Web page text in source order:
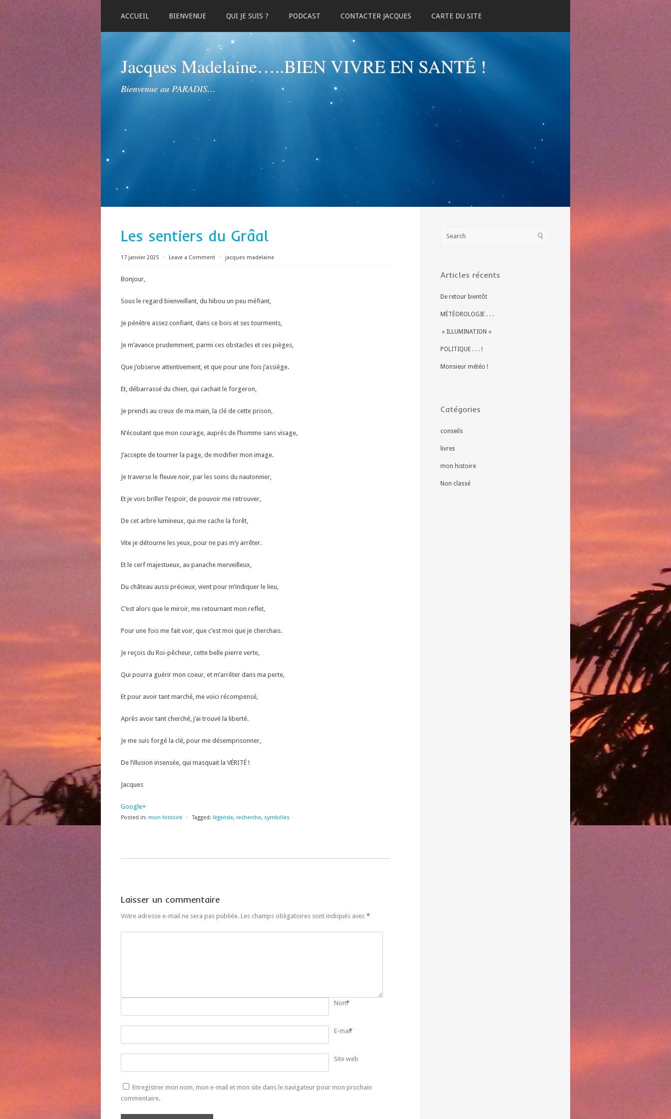
ACCUEIL BIENVENUE QUI JE SUIS ? PODCAST CONTACTER JACQUES CARTE DU SITE
Jacques Madelaine…..BIEN VIVRE EN SANTÉ !
Bienvenue au PARADIS…
Les sentiers du Grâal
17 janvier 2025 ⋅ Leave a Comment ⋅ jacques madelaine
Bonjour,
Sous le regard bienveillant, du hibou un peu méfiant,
Je pénètre assez confiant, dans ce bois et ses tourments,
Je m’avance prudemment, parmi ces obstacles et ces pièges,
Que j’observe attentivement, et que pour une fois j’assiège.
Et, débarrassé du chien, qui cachait le forgeron,
Je prends au creux de ma main, la clé de cette prison,
N’écoutant que mon courage, auprès de l’homme sans visage,
J’accepte de tourner la page, de modifier mon image.
Je traverse le fleuve noir, par les soins du nautonnier,
Et je vois briller l’espoir, de pouvoir me retrouver,
De cet arbre lumineux, qui me cache la forêt,
Vite je détourne les yeux, pour ne pas m’y arrêter.
Et le cerf majestueux, au panache merveilleux,
Du château aussi précieux, vient pour m’indiquer le lieu,
C’est alors que le miroir, me retournant mon reflet,
Pour une fois me fait voir, que c’est moi que je cherchais.
Je reçois du Roi-pêcheur, cette belle pierre verte,
Qui pourra guérir mon coeur, et m’arrêter dans ma perte,
Et pour avoir tant marché, me voici récompensé,
Après avoir tant cherché, j’ai trouvé la liberté.
Je me suis forgé la clé, pour me désemprisonner,
De l’illusion insensée, qui masquait la VÉRITÉ !
Jacques
Google+
Posted in: mon histoire ⋅ Tagged: légende, recherche, symbôles
Laisser un commentaire
Votre adresse e-mail ne sera pas publiée. Les champs obligatoires sont indiqués avec *
Nom*
E-mail*
Site web
Enregistrer mon nom, mon e-mail et mon site dans le navigateur pour mon prochain
commentaire.
Articles récents
De retour bientôt
MÉTÉOROLOGIE . . .
» ILLUMINATION «
POLITIQUE . . . !
Monsieur météo !
Catégories
conseils
livres
mon histoire
Non classé